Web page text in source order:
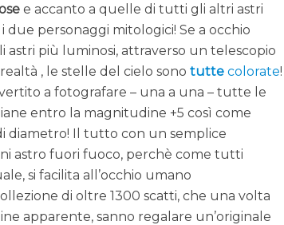
e accanto a quelle di tutti gli altri astri
personaggi mitologici! Se a occhio
più luminosi, attraverso un telescopio
, le stelle del cielo sonotutte colorate!
a fotografare – una a una – tutte le
entro la magnitudine +5 così come
diametro! Il tutto con un semplice
astro fuori fuoco, perchè come tutti
si facilita all’occhio umano
di oltre 1300 scatti, che una volta
apparente, sanno regalare un’originale